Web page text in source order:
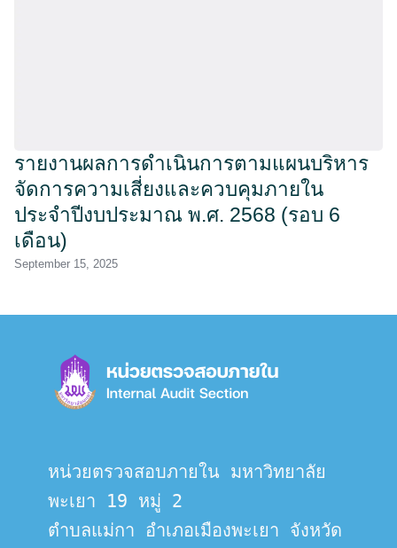
รายงานผลการดำเนินการตามแผนบริหาร
จัดการความเสี่ยงและควบคุมภายใน
ประจำปีงบประมาณ พ.ศ. 2568 (รอบ 6
เดือน)
September 15, 2025
หน่วยตรวจสอบภายใน มหาวิทยาลัย
พะเยา 19 หมู่ 2
ตำบลแม่กา อำเภอเมืองพะเยา จังหวัด